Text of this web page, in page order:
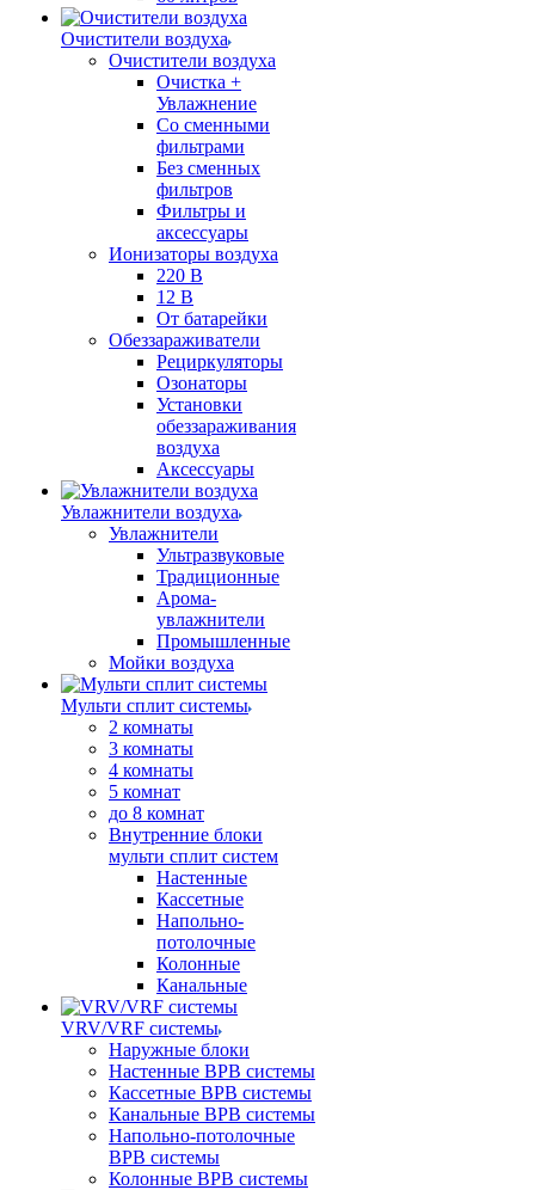
Очистители воздуха
Очистители воздуха
Очистка +
Увлажнение
Cо сменными
фильтрами
Без сменных
фильтров
Фильтры и
аксессуары
Ионизаторы воздуха
220 В
12 В
От батарейки
Обеззараживатели
Рециркуляторы
Озонаторы
Установки
обеззараживания
воздуха
Аксессуары
Увлажнители воздуха
Увлажнители
Ультразвуковые
Традиционные
Арома-
увлажнители
Промышленные
Мойки воздуха
Мульти сплит системы
2 комнаты
3 комнаты
4 комнаты
5 комнат
до 8 комнат
Внутренние блоки
мульти сплит систем
Настенные
Кассетные
Напольно-
потолочные
Колонные
Канальные
VRV/VRF системы
Наружные блоки
Настенные ВРВ системы
Кассетные ВРВ системы
Канальные ВРВ системы
Напольно-потолочные
ВРВ системы
Колонные ВРВ системы